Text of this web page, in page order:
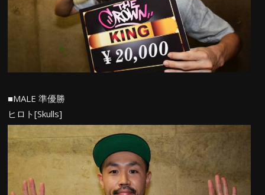
■MALE 準優勝
ヒロト[Skulls]